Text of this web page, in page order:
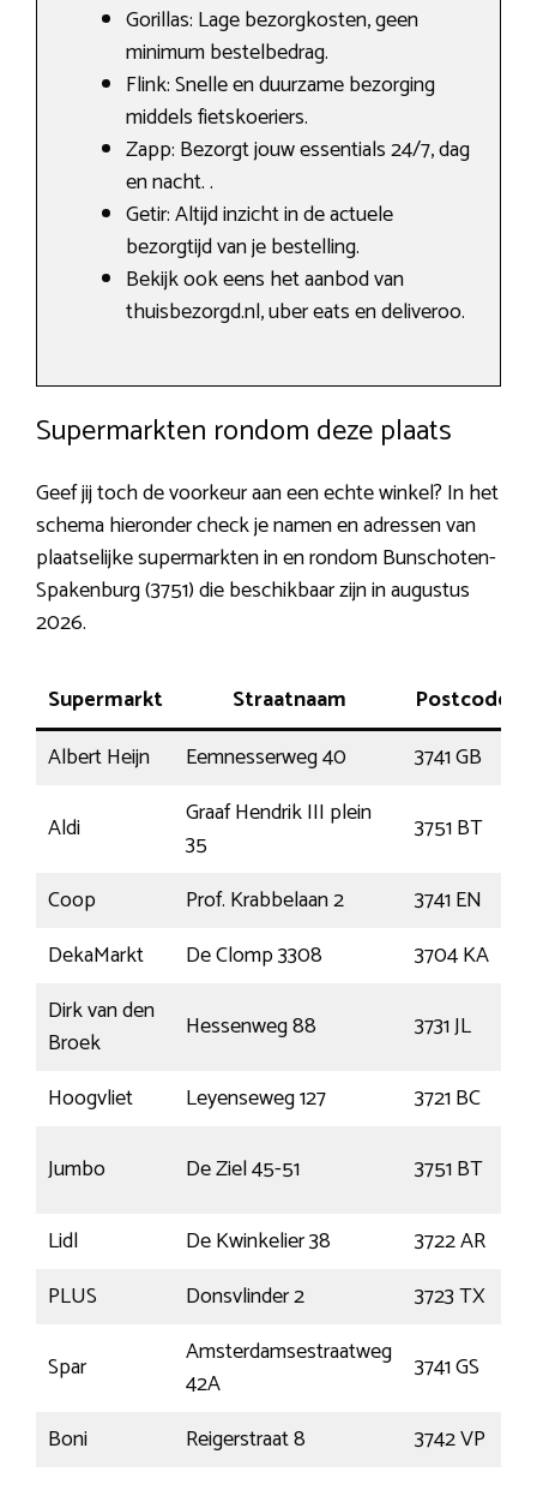
Gorillas: Lage bezorgkosten, geen
minimum bestelbedrag.
Flink: Snelle en duurzame bezorging
middels fietskoeriers.
Zapp: Bezorgt jouw essentials 24/7, dag
en nacht. .
Getir: Altijd inzicht in de actuele
bezorgtijd van je bestelling.
Bekijk ook eens het aanbod van
thuisbezorgd.nl, uber eats en deliveroo.
Supermarkten rondom deze plaats
Geef jij toch de voorkeur aan een echte winkel? In het
schema hieronder check je namen en adressen van
plaatselijke supermarkten in en rondom Bunschoten-
Spakenburg (3751) die beschikbaar zijn in augustus
2026.
Supermarkt Straatnaam
Postcode
Albert Heijn
Eemnesserweg 40 3741 GB
Aldi
Graaf Hendrik III plein
35
3751 BT
Coop
Prof. Krabbelaan 2 3741 EN
DekaMarkt
De Clomp 3308 3704 KA
Dirk van den
Broek
Hessenweg 88 3731 JL
Hoogvliet
Leyenseweg 127 3721 BC
Jumbo
De Ziel 45-51 3751 BT
Lidl
De Kwinkelier 38 3722 AR
PLUS
Donsvlinder 2 3723 TX
Spar
Amsterdamsestraatweg
42A
3741 GS
Boni
Reigerstraat 8 3742 VP